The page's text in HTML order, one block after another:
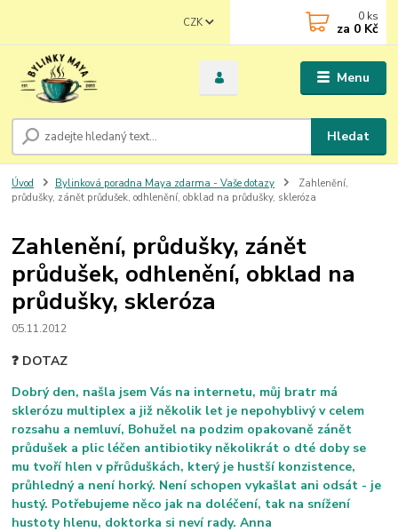
Menu
CZK
Hledat
0 ks
za 0 Kč
Úvod Bylinková poradna Maya zdarma - Vaše dotazy
Zahlenění,
průdušky, zánět průdušek, odhlenění, obklad na průdušky, skleróza
Zahlenění, průdušky, zánět
průdušek, odhlenění, obklad na
průdušky, skleróza
05.11.2012
❓ DOTAZ
Dobrý den, našla jsem Vás na internetu, můj bratr má
sklerózu multiplex a již několik let je nepohyblivý v celem
rozsahu a nemluví, Bohužel na podzim opakovaně zánět
průdušek a plic léčen antibiotiky několikrát o dté doby se
mu tvoří hlen v přrůduškách, který je hustší konzistence,
průhledný a není horký. Není schopen vykašlat ani odsát - je
hustý. Potřebujeme něco jak na doléčení, tak na snížení
hustoty hlenu, doktorka si neví rady. Anna